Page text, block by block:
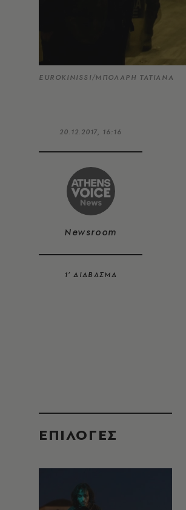
EUROKINISSI/ΜΠΟΛΑΡΗ ΤΑΤΙΑΝΑ
20.12.2017, 16:16
Newsroom
1’ ΔΙΑΒΑΣΜΑ
EΠΙΛΟΓΈΣ